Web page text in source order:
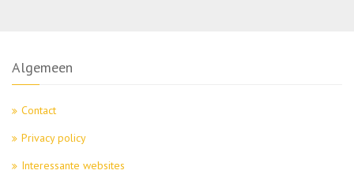
Algemeen
Contact
Privacy policy
Interessante websites